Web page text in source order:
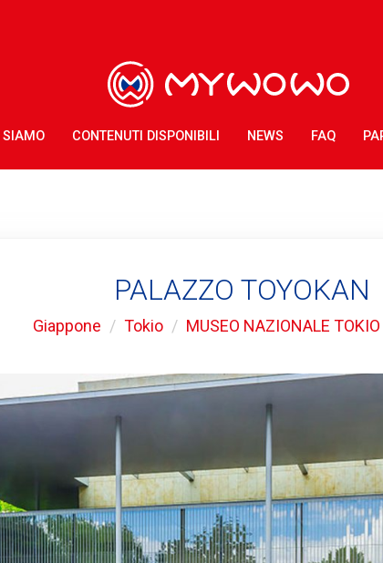
SIAMO CONTENUTI DISPONIBILI NEWS FAQ
PALAZZO TOYOKAN
Giappone Tokio MUSEO NAZIONALE TOKIO